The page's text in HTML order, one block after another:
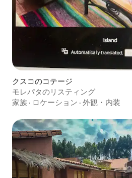
クスコのコテージ
モレパタのリスティング
家族 · ロケーション · 外観・内装